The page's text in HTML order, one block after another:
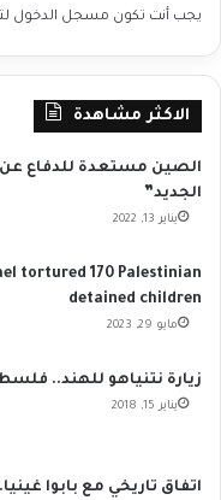
يجب أنت تكون مسجل الدخول
الاكثر مشاهدة
الصين مستعدة للدفاع عن
الجديد”
يناير 13, 2022
tortured 170 Palestinian
detained children
مايو 29, 2023
زيارة نتنياهو للهند..
يناير 15, 2018
اتفاق تاريخي مع بابوا